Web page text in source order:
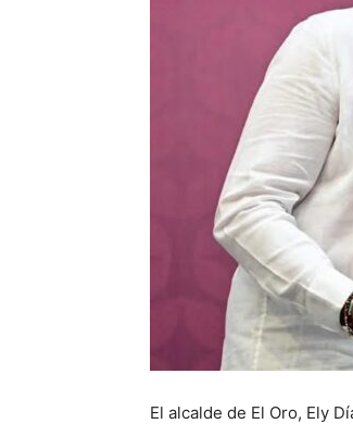
El alcalde de El Oro, Ely